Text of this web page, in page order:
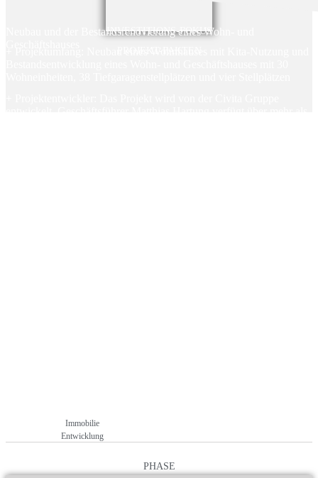
INVESTITIONS-FOKUS
Neubau und der Bestandsrenovierung eines Wohn- und
Immobilie
Entwicklung
PHASE